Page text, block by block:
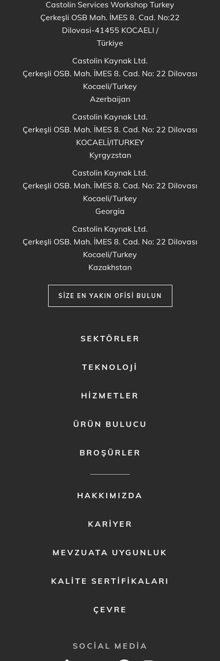
Castolin Services Workshop Turkey
Çerkeşli OSB Mah. İMES 8. Cad. No:22
Dilovasi-41455 KOCAELI /
Türkiye
Castolin Kaynak Ltd.
Çerkeşli OSB. Mah. İMES 8. Cad. No: 22 Dilovası
Kocaeli/Turkey
Azerbaijan
Castolin Kaynak Ltd.
Çerkeşli OSB. Mah. İMES 8. Cad. No: 22 Dilovası
KOCAELİ/ITURKEY
Kyrgyzstan
Castolin Kaynak Ltd.
Çerkeşli OSB. Mah. İMES 8. Cad. No: 22 Dilovası
Kocaeli/Turkey
Georgia
Castolin Kaynak Ltd.
Çerkeşli OSB. Mah. İMES 8. Cad. No: 22 Dilovası
Kocaeli/Turkey
Kazakhstan
SIZE EN YAKIN OFISI BULUN
SEKTÖRLER
TEKNOLOJI
HIZMETLER
ÜRÜN BULUCU
BROŞÜRLER
HAKKIMIZDA
KARIYER
MEVZUATA UYGUNLUK
KALITE SERTIFIKALARI
ÇEVRE
SOCIAL MEDIA